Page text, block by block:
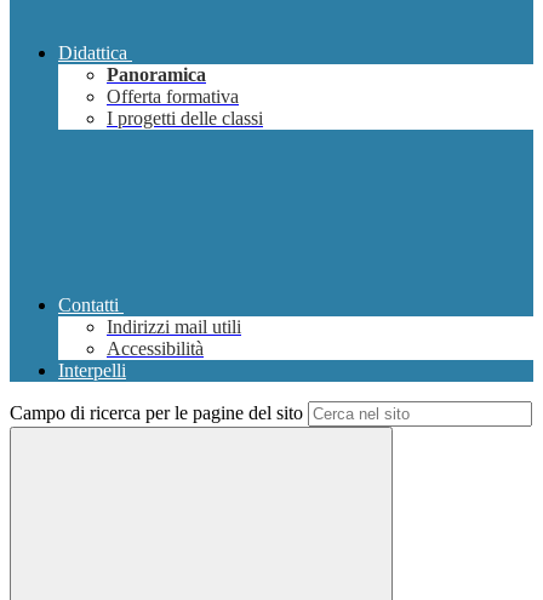
Didattica
Panoramica
Offerta formativa
I progetti delle classi
Contatti
Indirizzi mail utili
Accessibilità
Interpelli
Campo di ricerca per le pagine del sito